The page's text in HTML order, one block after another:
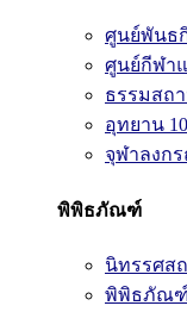
ศูนย์พันธ
ศูนย์กีฬา
ธรรมสถ
อุทยาน
จุฬาลงก
พิพิธภัณฑ์
นิทรรศส
พิพิธภัณ